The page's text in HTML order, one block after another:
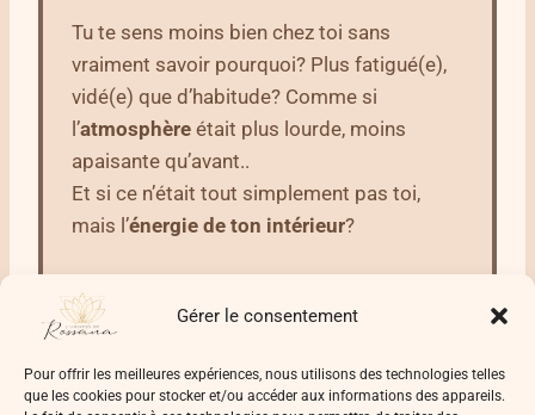
Gérer le consentement
Pour offrir les meilleures expériences, nous utilisons des technologies telles
que les cookies pour stocker et/ou accéder aux informations des appareils.
Tu te sens moins bien chez toi sans
vraiment savoir pourquoi? Plus fatigué(e),
vidé(e) que d’habitude? Comme si
l’atmosphère était plus lourde, moins
apaisante qu’avant..
Et si ce n’était tout simplement pas toi,
mais l’énergie de ton intérieur?
J’ai créé ce soin-rituelaudio pour
lapurification énergétiquede tonlieu de